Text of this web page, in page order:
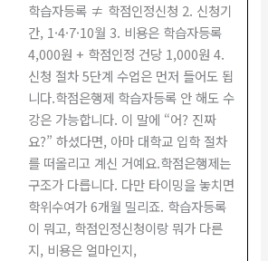
학습자등록 ≠ 학점인정신청 2. 신청기
간, 1·4·7·10월 3. 비용은 학습자등록
4,000원 + 학점인정 건당 1,000원 4.
신청 절차 5단계 수업은 먼저 들어도 됩
니다.학점은행제 학습자등록 안 해도 수
강은 가능합니다. 이 말에 “어? 진짜
요?” 하셨다면, 아마 대학교 입학 절차
를 떠올리고 계신 거예요.학점은행제는
구조가 다릅니다. 다만 타이밍을 놓치면
학위수여가 6개월 밀리죠. 학습자등록
이 뭐고, 학점인정신청이랑 뭐가 다른
지, 비용은 얼마인지,